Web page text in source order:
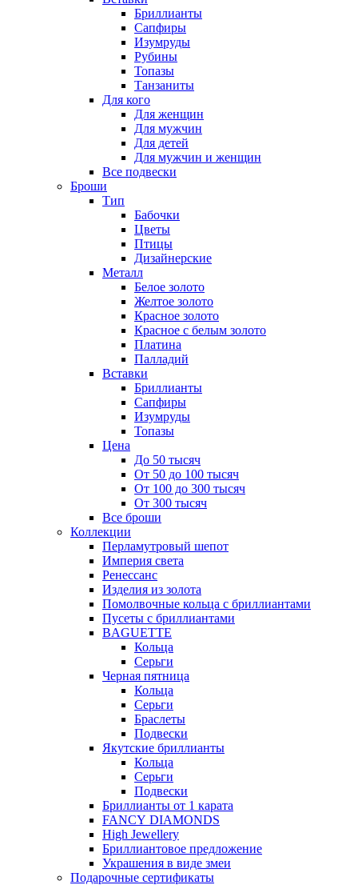
Бриллианты
Сапфиры
Изумруды
Рубины
Топазы
Танзаниты
Для кого
Для женщин
Для мужчин
Для детей
Для мужчин и женщин
Все подвески
Броши
Тип
Бабочки
Цветы
Птицы
Дизайнерские
Металл
Белое золото
Желтое золото
Красное золото
Красное с белым золото
Платина
Палладий
Вставки
Бриллианты
Сапфиры
Изумруды
Топазы
Цена
До 50 тысяч
От 50 до 100 тысяч
От 100 до 300 тысяч
От 300 тысяч
Все броши
Коллекции
Перламутровый шепот
Империя света
Ренессанс
Изделия из золота
Помолвочные кольца с бриллиантами
Пусеты с бриллиантами
BAGUETTE
Кольца
Серьги
Черная пятница
Кольца
Серьги
Браслеты
Подвески
Якутские бриллианты
Кольца
Серьги
Подвески
Бриллианты от 1 карата
FANCY DIAMONDS
High Jewellery
Бриллиантовое предложение
Украшения в виде змеи
Подарочные сертификаты